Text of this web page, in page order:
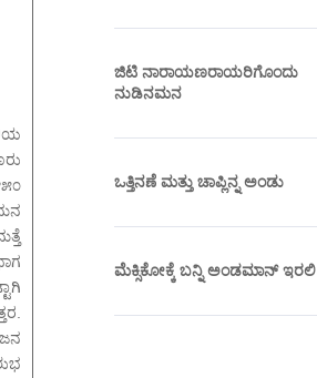
ಜಿಟಿ ನಾರಾಯಣರಾಯರಿಗೊಂದು
ನುಡಿನಮನ
ಒತ್ತಿನಣೆ ಮತ್ತು ಚಾಪ್ಲಿನ್ನ ಅಂಡು
ಮೆಕ್ಸಿಕೋಕ್ಕೆ ಬನ್ನಿ ಅಂಡಮಾನ್ ಇರಲಿ